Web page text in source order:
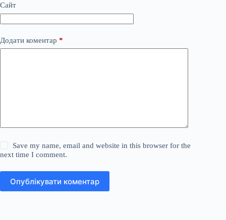
Сайт
Додати коментар *
Save my name, email and website in this browser for the
next time I comment.
Опублікувати коментар